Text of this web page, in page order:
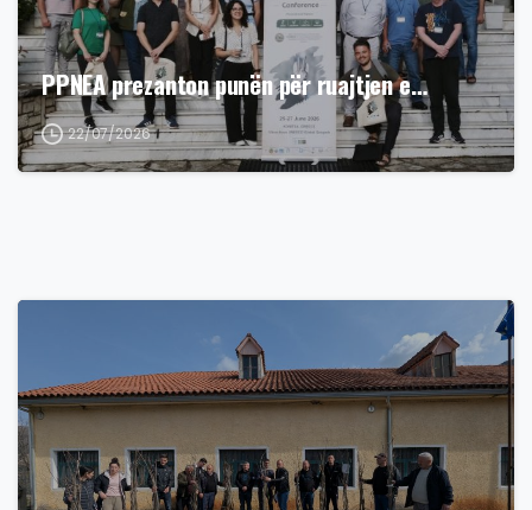
PPNEA prezanton punën për ruajtjen e…
22/07/2026